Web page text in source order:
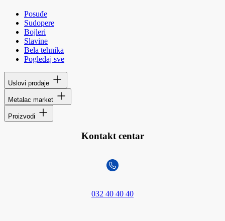
Posuđe
Sudopere
Bojleri
Slavine
Bela tehnika
Pogledaj sve
Uslovi prodaje
Metalac market
Proizvodi
Kontakt centar
032 40 40 40